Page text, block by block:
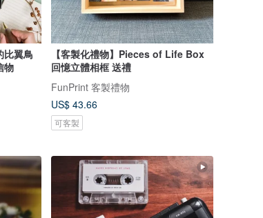
比翼鳥
物
【客製化禮物】Pieces of Life Box
回憶立體相框 送禮
FunPrint 客製禮物
US$ 43.66
可客製